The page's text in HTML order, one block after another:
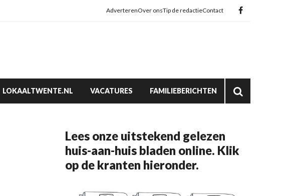
AdverterenOver onsTip de redactieContact
LOKAALTWENTE.NL VACATURES FAMILIEBERICHTEN
Lees onze uitstekend gelezen
huis-aan-huis bladen online. Klik
op de kranten hieronder.